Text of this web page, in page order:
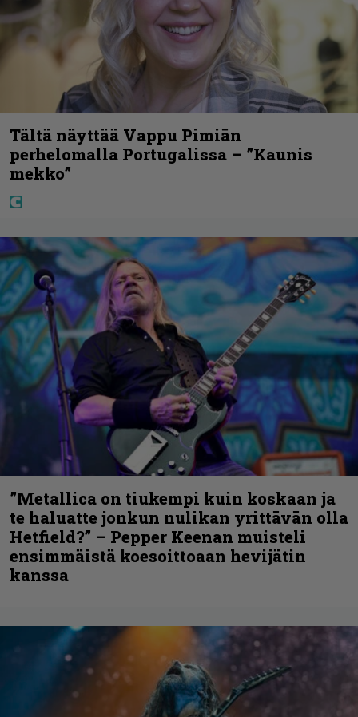
Tältä näyttää Vappu Pimiän
perhelomalla Portugalissa – ”Kaunis
mekko”
”Metallica on tiukempi kuin koskaan ja
te haluatte jonkun nulikan yrittävän olla
Hetfield?” – Pepper Keenan muisteli
ensimmäistä koesoittoaan hevijätin
kanssa